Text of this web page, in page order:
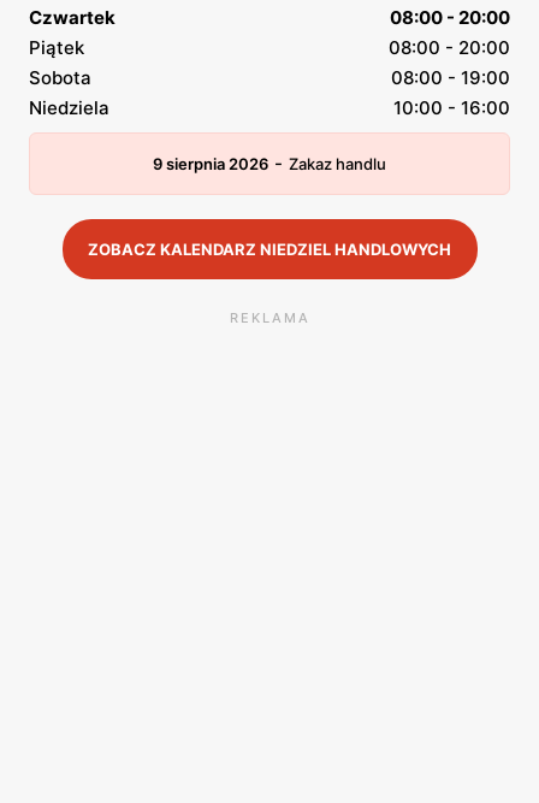
Czwartek
08:00 - 20:00
Piątek
08:00 - 20:00
Sobota
08:00 - 19:00
Niedziela
10:00 - 16:00
9 sierpnia 2026 - Zakaz handlu
ZOBACZ KALENDARZ NIEDZIEL HANDLOWYCH
REKLAMA